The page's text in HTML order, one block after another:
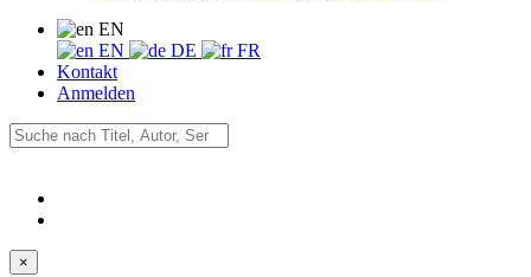
EN
EN
DE
FR
Kontakt
Anmelden
×